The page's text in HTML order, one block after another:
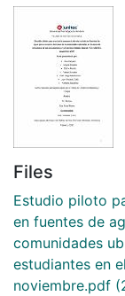
Files
Estudio piloto
en fuentes de
comunidades
estudiantes en
noviembre.pdf